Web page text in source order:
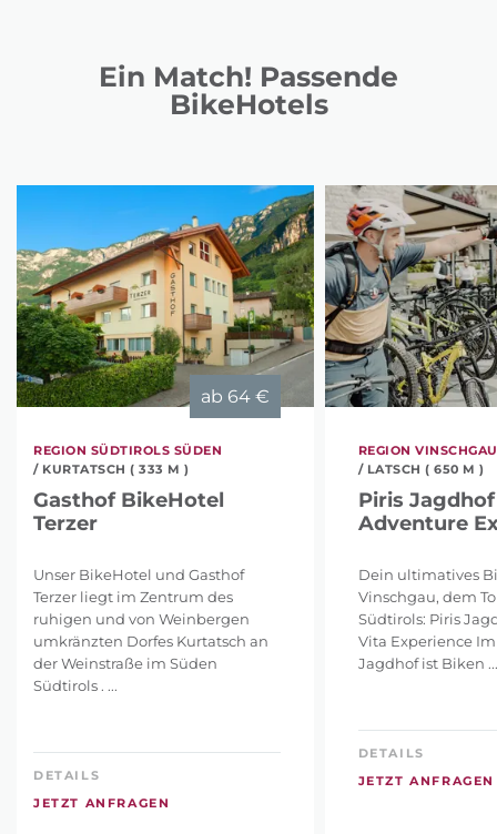
Ein Match! Passende
BikeHotels
ab 64 €
REGION SÜDTIROLS SÜDEN
/ KURTATSCH ( 333 M )
Gasthof BikeHotel
Terzer
Unser BikeHotel und Gasthof
Terzer liegt im Zentrum des
ruhigen und von Weinbergen
umkränzten Dorfes Kurtatsch an
der Weinstraße im Süden
Südtirols . ...
DETAILS
JETZT ANFRAGEN
REGION VINSCHGAU
/ LATSCH ( 650 M )
Piris
Adventure
Dein ultimatives
Vinschgau, dem
Südtirols: Piris
Vita Experience
Jagdhof ist Biken ...
DETAILS
JETZT ANFRAGEN